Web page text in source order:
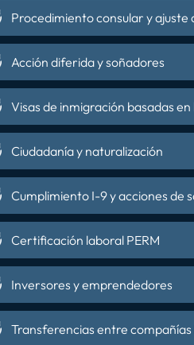
Procedimiento consular y ajuste
Acción diferida y soñadores
Visas de inmigración basadas
Ciudadanía y naturalización
Cumplimiento I-9 y acciones de
Certificación laboral PERM
Inversores y emprendedores
Transferencias entre compañías